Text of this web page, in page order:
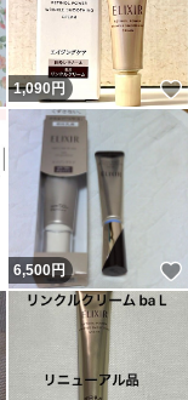
いいね！
1,090 円
いいね！
6,500円